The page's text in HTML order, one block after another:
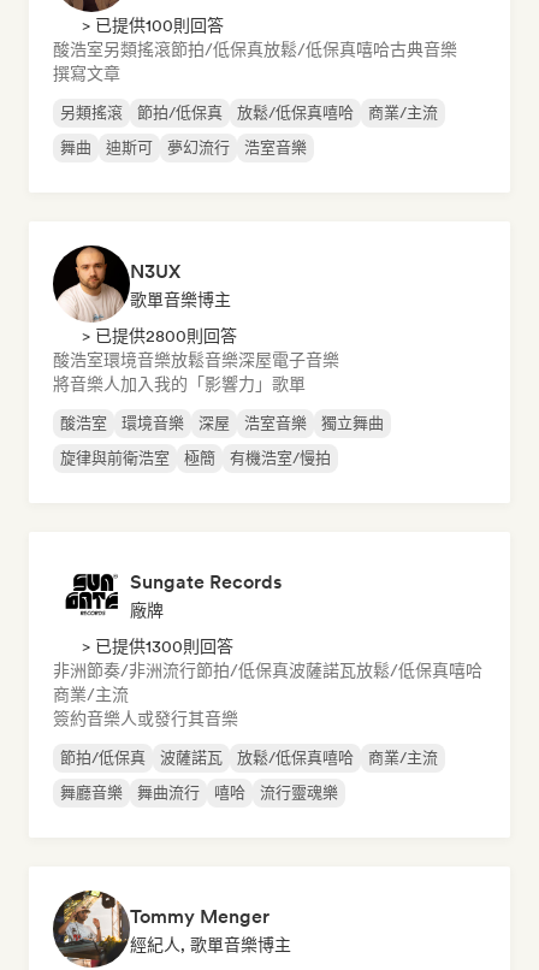
> 已提供100則回答
酸浩室另類搖滾節拍/低保真放鬆/低保真嘻哈古典音樂
撰寫文章
另類搖滾 節拍/低保真 放鬆/低保真嘻哈
商業/主流
舞曲
迪斯可 夢幻流行 浩室音樂
N3UX
歌單音樂博主
> 已提供2800則回答
酸浩室環境音樂放鬆音樂深屋電子音樂
將音樂人加入我的「影響力」歌單
酸浩室 環境音樂 深屋 浩室音樂
獨立舞曲
旋律與前衛浩室
極簡 有機浩室/慢拍
Sungate Records
廠牌
> 已提供1300則回答
非洲節奏/非洲流行節拍/低保真波薩諾瓦放鬆/低保真嘻哈
商業/主流
簽約音樂人或發行其音樂
節拍/低保真 波薩諾瓦 放鬆/低保真嘻哈
商業/主流
舞廳音樂
舞曲流行 嘻哈 流行靈魂樂
Tommy Menger
經紀人, 歌單音樂博主